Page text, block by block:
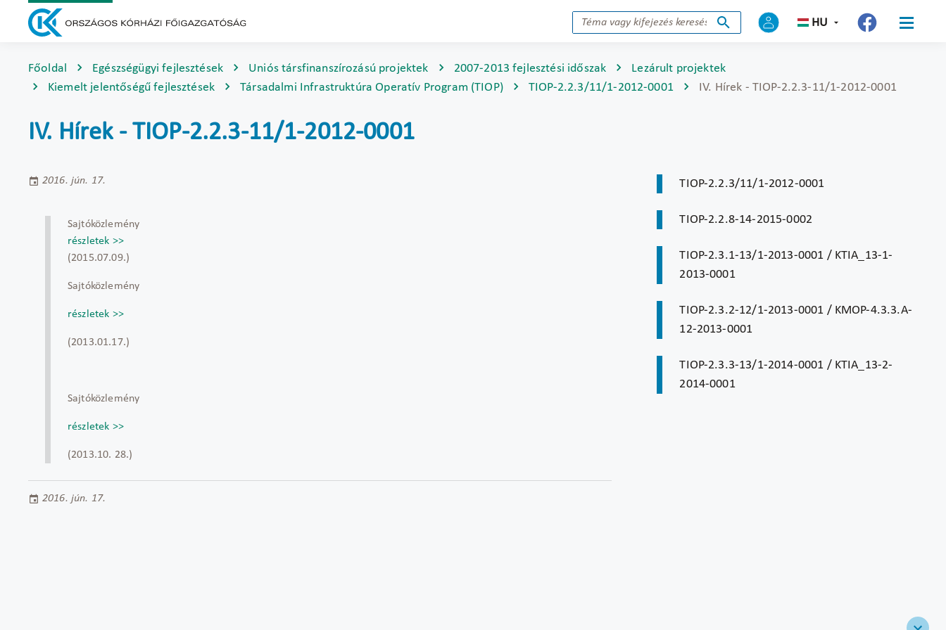
HU
Főoldal Egészségügyi fejlesztések Uniós társfinanszírozású projektek 2007-2013 fejlesztési időszak
Lezárult projektek
Kiemelt jelentőségű fejlesztések
Társadalmi Infrastruktúra Operatív Program (TIOP) TIOP-2.2.3/11/1-2012-0001 IV. Hírek - TIOP-2.2.3-11/1-2012-0001
IV. Hírek - TIOP-2.2.3-11/1-2012-0001
2016. jún. 17.
Sajtóközlemény
részletek >>
(2015.07.09.)
Sajtóközlemény
részletek >>
(2013.01.17.)
Sajtóközlemény
részletek >>
(2013.10. 28.)
2016. jún. 17.
TIOP-2.2.3/11/1-2012-0001
TIOP-2.2.8-14-2015-0002
TIOP-2.3.1-13/1-2013-0001 / KTIA_13-1-
2013-0001
TIOP-2.3.2-12/1-2013-0001 / KMOP-4.3.3.A-
12-2013-0001
TIOP-2.3.3-13/1-2014-0001 / KTIA_13-2-
2014-0001